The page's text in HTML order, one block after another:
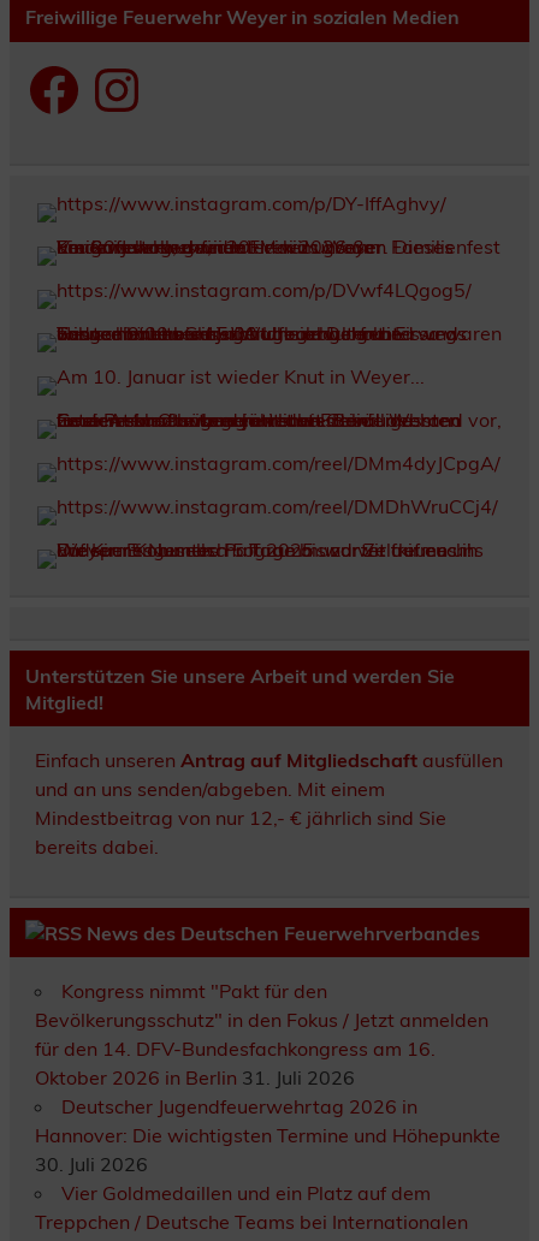
Freiwillige Feuerwehr Weyer in sozialen Medien
FacebookInstagram
Unterstützen Sie unsere Arbeit und werden Sie
Mitglied!
Einfach unseren Antrag auf Mitgliedschaftausfüllen
und an uns senden/abgeben. Mit einem
Mindestbeitrag von nur 12,- € jährlich sind Sie
bereits dabei.
News des Deutschen Feuerwehrverbandes
Kongress nimmt "Pakt für den
Bevölkerungsschutz" in den Fokus / Jetzt anmelden
für den 14. DFV-Bundesfachkongress am 16.
Oktober 2026 in Berlin 31. Juli 2026
Deutscher Jugendfeuerwehrtag 2026 in
Hannover: Die wichtigsten Termine und Höhepunkte
30. Juli 2026
Vier Goldmedaillen und ein Platz auf dem
Treppchen / Deutsche Teams bei Internationalen